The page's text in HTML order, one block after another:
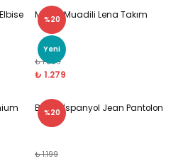
%20
Yeni
Marka Muadili Lena Takım
₺ 1.599
₺ 1.279
%20
Beyaz İspanyol Jean Pantolon
₺ 1.199